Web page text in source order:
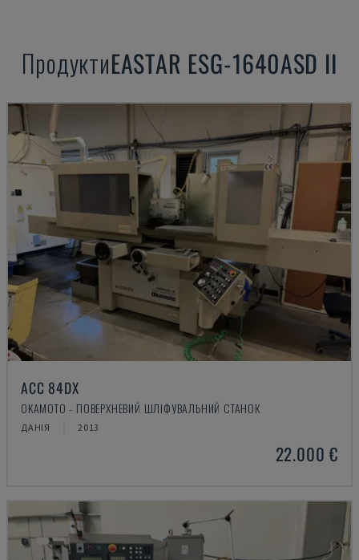
ПродуктиEASTAR ESG-1640ASD II
ACC 84DX
OKAMOTO - ПОВЕРХНЕВИЙ ШЛІФУВАЛЬНИЙ СТАНОК
ДАНІЯ 2013
22.000 €